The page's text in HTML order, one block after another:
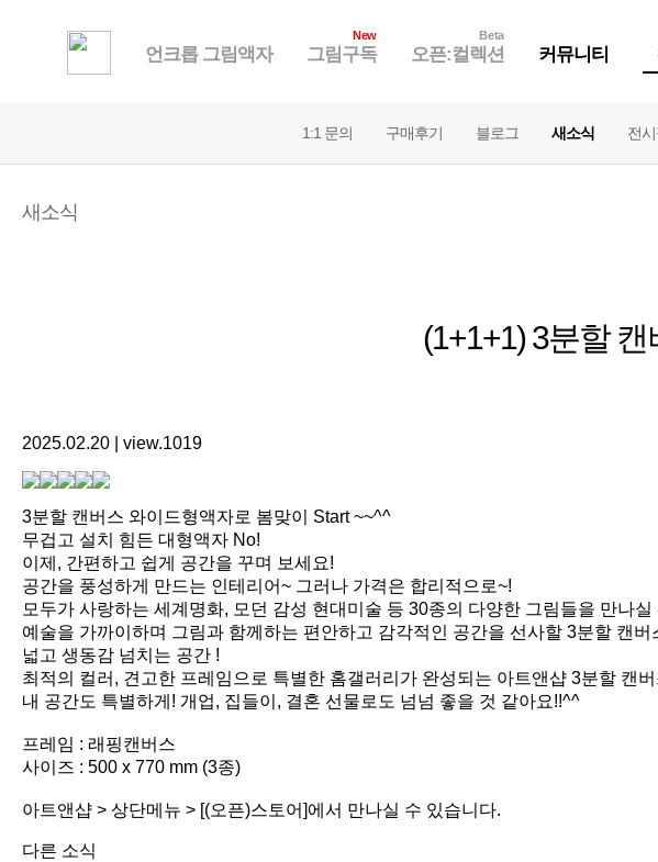
언크롭 그림액자
New
그림구독
Beta
오픈:컬렉션 커뮤니티
1:1 문의 구매후기 블로그 새소식 전
새소식
(1+1+1) 3분할
2025.02.20 | view.1019
3분할 캔버스 와이드형액자로 봄맞이 Start ~~^^
무겁고 설치 힘든 대형액자 No!
이제, 간편하고 쉽게 공간을 꾸며 보세요!
공간을 풍성하게 만드는 인테리어~ 그러나 가격은 합리적으로~!
모두가 사랑하는 세계명화, 모던 감성 현대미술 등 30종의 다양한 그림들을 만나실
예술을 가까이하며 그림과 함께하는 편안하고 감각적인 공간을 선사할 3분할 캔버
넓고 생동감 넘치는 공간 !
최적의 컬러, 견고한 프레임으로 특별한 홈갤러리가 완성되는 아트앤샵 3분할 캔
내 공간도 특별하게! 개업, 집들이, 결혼 선물로도 넘넘 좋을 것 같아요!!^^
프레임 : 래핑캔버스
사이즈 : 500 x 770 mm (3종)
아트앤샵 > 상단메뉴 > [(오픈)스토어]에서 만나실 수 있습니다.
다른 소식